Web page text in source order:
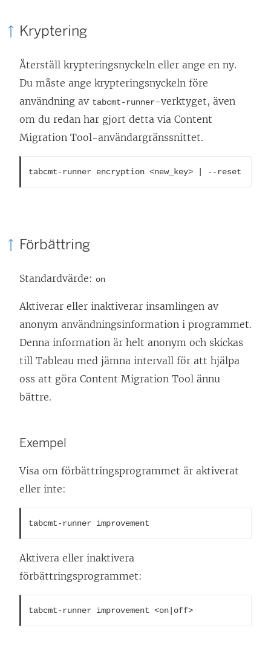
Kryptering
Återställ krypteringsnyckeln eller ange en ny.
Du måste ange krypteringsnyckeln före
användning av tabcmt-runner-verktyget, även
om du redan har gjort detta via Content
Migration Tool-användargränssnittet.
tabcmt-runner encryption <new_key> | --reset
Förbättring
Standardvärde: on
Aktiverar eller inaktiverar insamlingen av
anonym användningsinformation i programmet.
Denna information är helt anonym och skickas
till Tableau med jämna intervall för att hjälpa
oss att göra Content Migration Tool ännu
bättre.
Exempel
Visa om förbättringsprogrammet är aktiverat
eller inte:
tabcmt-runner improvement
Aktivera eller inaktivera
förbättringsprogrammet:
tabcmt-runner improvement <on|off>